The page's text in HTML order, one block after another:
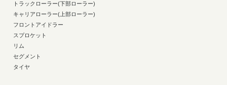
トラックローラー(下部ローラー)
キャリアローラー(上部ローラー)
フロントアイドラー
スプロケット
リム
セグメント
タイヤ